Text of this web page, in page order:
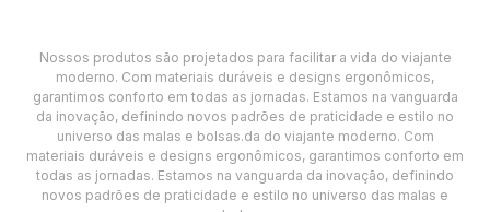
Nossos produtos são projetados para facilitar a vida do viajante
moderno. Com materiais duráveis e designs ergonômicos,
garantimos conforto em todas as jornadas. Estamos na vanguarda
da inovação, definindo novos padrões de praticidade e estilo no
universo das malas e bolsas.da do viajante moderno. Com
materiais duráveis e designs ergonômicos, garantimos conforto em
todas as jornadas. Estamos na vanguarda da inovação, definindo
novos padrões de praticidade e estilo no universo das malas e